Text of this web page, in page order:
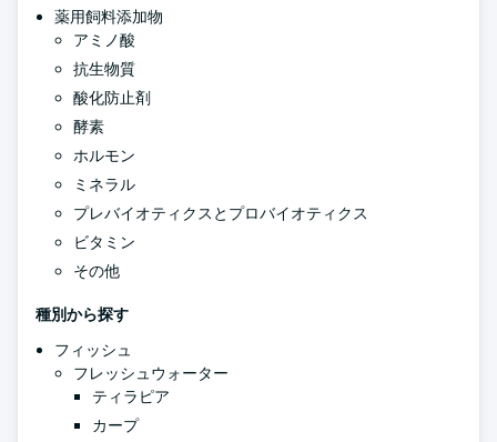
薬用飼料添加物
アミノ酸
抗生物質
酸化防止剤
酵素
ホルモン
ミネラル
プレバイオティクスとプロバイオティクス
ビタミン
その他
種別から探す
フィッシュ
フレッシュウォーター
ティラピア
カープ